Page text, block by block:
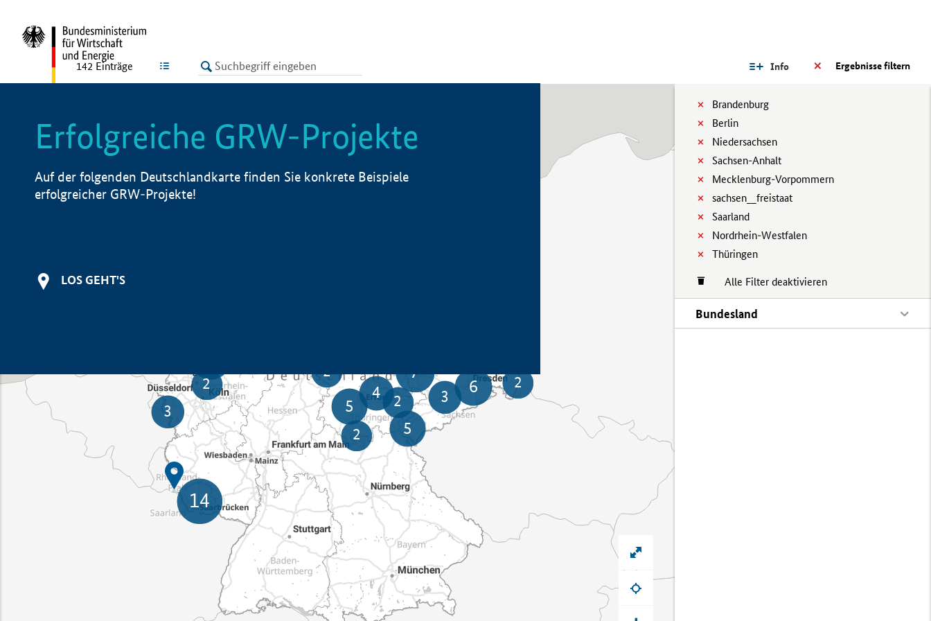
LISTE Ergebnisse filtern
Info
Brandenburg
Berlin
Niedersachsen
Sachsen-Anhalt
Mecklenburg-Vorpommern
sachsen__freistaat
Saarland
Nordrhein-Westfalen
Thüringen
Alle Filter deaktivieren
Bundesland
142 Einträge
Erfolgreiche GRW-Projekte
Auf der folgenden Deutschlandkarte finden Sie konkrete Beispiele
erfolgreicher GRW-Projekte!
LOS GEHT'S